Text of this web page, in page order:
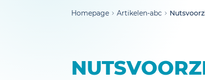
Homepage Artikelen-abc